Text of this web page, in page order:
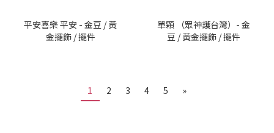
平安喜樂 平安 - 金豆 / 黃
金擺飾 / 擺件
單顆 （眾神護台灣）- 金
豆 / 黃金擺飾 / 擺件
1 2 3 4 5 »